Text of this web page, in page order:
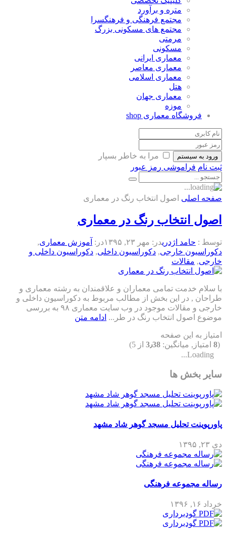
متره و برآورد
مجتمع فرهنگی و فرهنگسرا
مجتمع های مسکونی بزرگ
مرمتی
مسکونی
معماری ایرانی
معماری معاصر
معماری اسلامی
هتل
معماری جهان
موزه
فروشگاه معماری shop
ورود به سیستم
مرا به خاطر بسپار
ثبت نام فراموشی رمز عبور
صفحه اصلی اصول انتخاب رنگ در معماری
اصول انتخاب رنگ در معماری
توسط : حامد اژدریدر: مهر ۲۳, ۱۳۹۵ در: آموزش معماری,
دکوراسیون خارجی, دکوراسیون داخلی, دکوراسیون داخلی و
خارجی, مقالات
با سلام خدمت تمامی معماران و علاقمندان به رشته معماری و
طراحان , در این بخش از مطالب مربوط به دکوراسیون داخلی و
خارجی و مقالات موجود در وب سایت معماری ۹۸ به بررسی
موضوع اصول انتخاب رنگ در طر... ادامه متن
امتیاز به این صفحه
(
8 امتیاز, میانگین: 3٫38 از 5)
Loading...
سایر بخش ها
پاورپوینت تحلیل مسجد گوهر شاد مشهد
دی ۲۳, ۱۳۹۵
رساله مجموعه فرهنگی
خرداد ۱۶, ۱۳۹۶